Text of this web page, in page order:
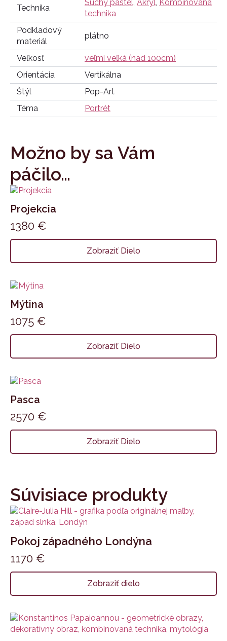
Technika
Suchý pastel, Akryl, Kombinovaná
technika
Podkladový
materiál
plátno
Veľkosť
veľmi veľká (nad 100cm)
Orientácia
Vertikálna
Štýl
Pop-Art
Téma
Portrét
Možno by sa Vám
páčilo…
Projekcia
1380 €
Zobraziť Dielo
Mýtina
1075 €
Zobraziť Dielo
Pasca
2570 €
Zobraziť Dielo
Súvisiace produkty
Pokoj západného Londýna
1170 €
Zobraziť dielo